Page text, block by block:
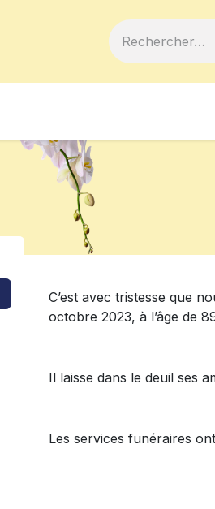
C’est avec tristesse que
octobre 2023, à l’âge de
Il laisse dans le deuil ses
Les services funéraires